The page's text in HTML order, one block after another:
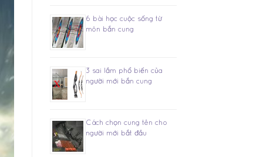
6 bài học cuộc sống từ
môn bắn cung
3 sai lầm phổ biến của
người mới bắn cung
Cách chọn cung tên cho
người mới bắt đầu